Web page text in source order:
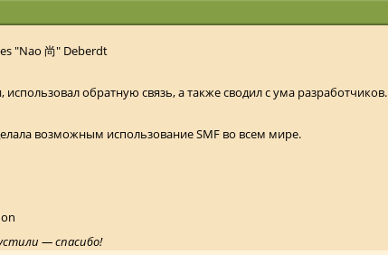
"Nao 尚" Deberdt
обратную связь, а также сводил с ума разработчиков.
возможным использование SMF во всем мире.
— спасибо!